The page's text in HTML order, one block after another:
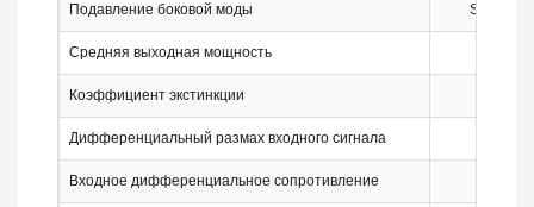
Подавление боковой моды SMSR
Средняя выходная мощность
Коэффициент экстинкции
Дифференциальный размах входного сигнала
Входное дифференциальное сопротивление